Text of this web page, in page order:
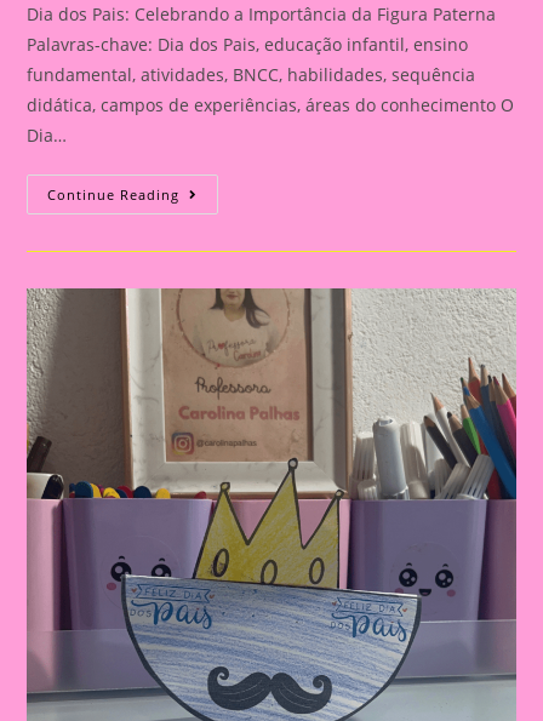
Dia dos Pais: Celebrando a Importância da Figura Paterna
Palavras-chave: Dia dos Pais, educação infantil, ensino
fundamental, atividades, BNCC, habilidades, sequência
didática, campos de experiências, áreas do conhecimento O
Dia…
Continue Reading Cartão
Lembrança
O
Pais
|
Dia
Dos
Pais:
Celebrando
Importância
Da
Figura
Paterna